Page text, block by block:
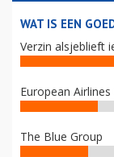
WAT IS EEN
Verzin alsjeblieft
European Airlines
The Blue Group